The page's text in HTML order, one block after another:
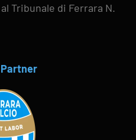
Tribunale di Ferrara N.